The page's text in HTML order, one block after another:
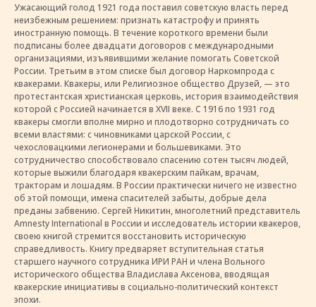
Ужасающий голод 1921 года поставил советскую власть перед
неизбежным решением: признать катастрофу и принять
иностранную помощь. В течение короткого времени были
подписаны более двадцати договоров с международными
организациями, изъявившими желание помогать Советской
России. Третьим в этом списке был договор Наркомпрода с
квакерами. Квакеры, или Религиозное общество Друзей, — это
протестантская христианская церковь, история взаимодействия
которой с Россией начинается в XVII веке. С 1916 по 1931 год
квакеры смогли вполне мирно и плодотворно сотрудничать со
всеми властями: с чиновниками царской России, с
чехословацкими легионерами и большевиками. Это
сотрудничество способствовало спасению сотен тысяч людей,
которые выжили благодаря квакерским пайкам, врачам,
тракторам и лошадям. В России практически ничего не известно
об этой помощи, имена спасителей забыты, добрые дела
преданы забвению. Сергей Никитин, многолетний представитель
Amnesty International в России и исследователь истории квакеров,
своею книгой стремится восстановить историческую
справедливость. Книгу предваряет вступительная статья
старшего научного сотрудника ИРИ РАН и члена Вольного
исторического общества Владислава Аксенова, вводящая
квакерские инициативы в социально-политический контекст
эпохи.